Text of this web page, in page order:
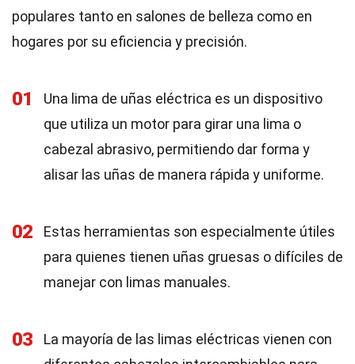
populares tanto en salones de belleza como en
hogares por su eficiencia y precisión.
01
Una lima de uñas eléctrica es un dispositivo
que utiliza un motor para girar una lima o
cabezal abrasivo, permitiendo dar forma y
alisar las uñas de manera rápida y uniforme.
02
Estas herramientas son especialmente útiles
para quienes tienen uñas gruesas o difíciles de
manejar con limas manuales.
03
La mayoría de las limas eléctricas vienen con